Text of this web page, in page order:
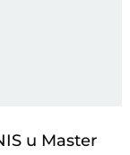
u Master